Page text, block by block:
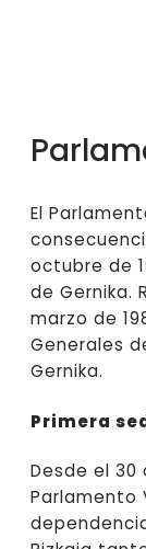
El
octubre de
de Gernika.
marzo de
Generales
Gernika.
Primera
Desde el 30
Parlamento